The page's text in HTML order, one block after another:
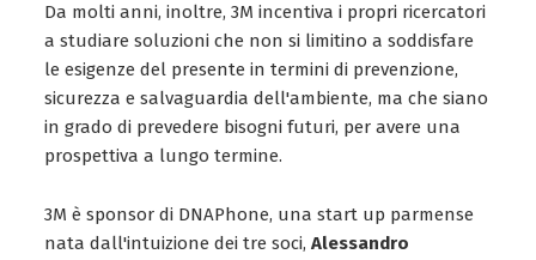
Da molti anni, inoltre, 3M incentiva i propri ricercatori
a studiare soluzioni che non si limitino a soddisfare
le esigenze del presente in termini di prevenzione,
sicurezza e salvaguardia dell'ambiente, ma che siano
in grado di prevedere bisogni futuri, per avere una
prospettiva a lungo termine.
3M è sponsor di DNAPhone, una start up parmense
nata dall'intuizione dei tre soci,Alessandro